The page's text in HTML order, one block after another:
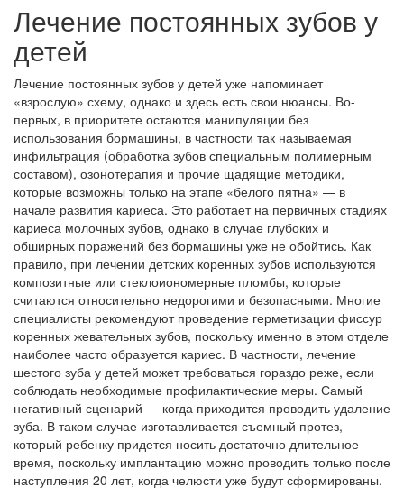
Лечение постоянных зубов у
детей
Лечение постоянных зубов у детей уже напоминает
«взрослую» схему, однако и здесь есть свои нюансы. Во-
первых, в приоритете остаются манипуляции без
использования бормашины, в частности так называемая
инфильтрация (обработка зубов специальным полимерным
составом), озонотерапия и прочие щадящие методики,
которые возможны только на этапе «белого пятна» — в
начале развития кариеса. Это работает на первичных стадиях
кариеса молочных зубов, однако в случае глубоких и
обширных поражений без бормашины уже не обойтись. Как
правило, при лечении детских коренных зубов используются
композитные или стеклоиономерные пломбы, которые
считаются относительно недорогими и безопасными. Многие
специалисты рекомендуют проведение герметизации фиссур
коренных жевательных зубов, поскольку именно в этом отделе
наиболее часто образуется кариес. В частности, лечение
шестого зуба у детей может требоваться гораздо реже, если
соблюдать необходимые профилактические меры. Самый
негативный сценарий — когда приходится проводить удаление
зуба. В таком случае изготавливается съемный протез,
который ребенку придется носить достаточно длительное
время, поскольку имплантацию можно проводить только после
наступления 20 лет, когда челюсти уже будут сформированы.